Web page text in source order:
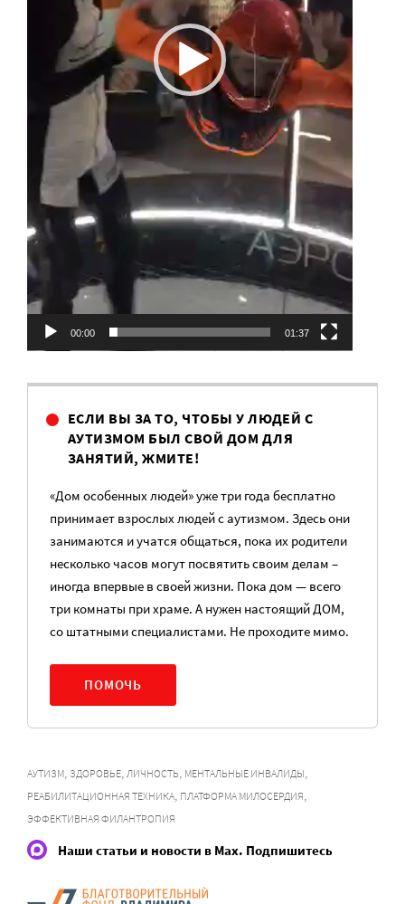
00:00 01:37
ЕСЛИ ВЫ ЗА ТО, ЧТОБЫ У ЛЮДЕЙ С
АУТИЗМОМ БЫЛ СВОЙ ДОМ ДЛЯ
ЗАНЯТИЙ, ЖМИТЕ!
«Дом особенных людей» уже три года бесплатно
принимает взрослых людей с аутизмом. Здесь они
занимаются и учатся общаться, пока их родители
несколько часов могут посвятить своим делам –
иногда впервые в своей жизни. Пока дом — всего
три комнаты при храме. А нужен настоящий ДОМ,
со штатными специалистами. Не проходите мимо.
ПОМОЧЬ
АУТИЗМ, ЗДОРОВЬЕ, ЛИЧНОСТЬ, МЕНТАЛЬНЫЕ ИНВАЛИДЫ,
РЕАБИЛИТАЦИОННАЯ ТЕХНИКА, ПЛАТФОРМА МИЛОСЕРДИЯ,
ЭФФЕКТИВНАЯ ФИЛАНТРОПИЯ
Наши статьи и новости в Max. Подпишитесь